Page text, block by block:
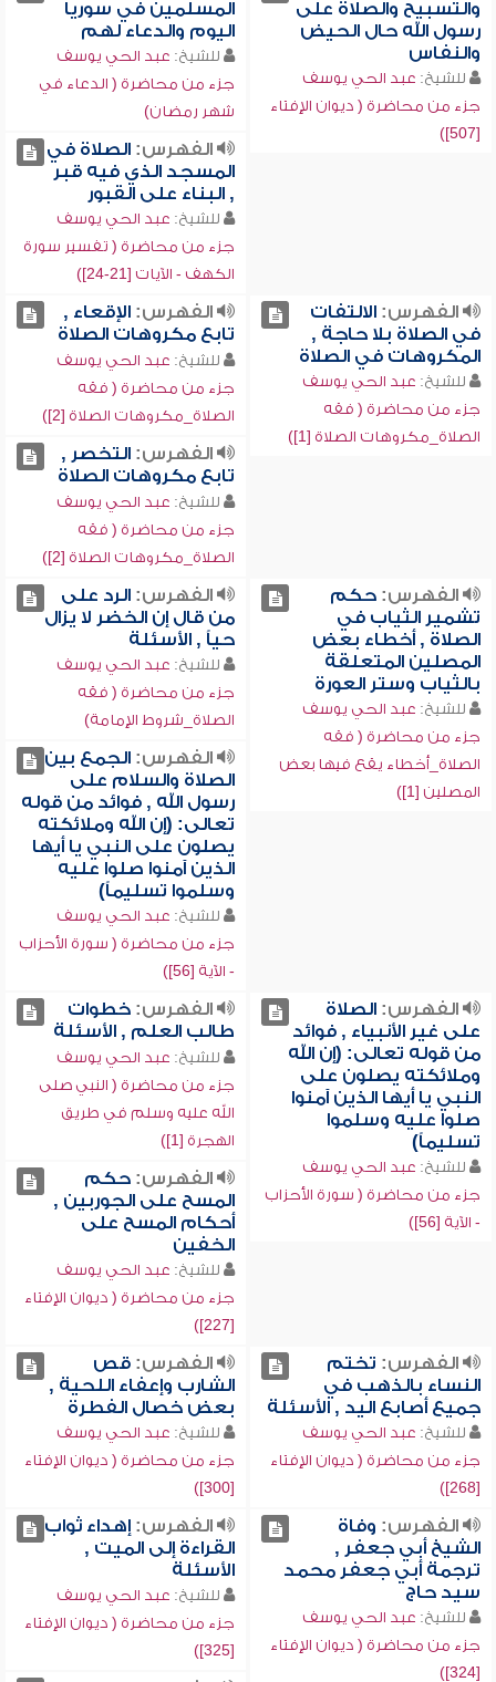
والتسبيح والصلاة على
رسول الله حال الحيض
والنفاس
للشيخ: عبد الحي يوسف
جزء من محاضرة ( ديوان الإفتاء
[507])
المسلمين في سوريا
اليوم والدعاء لهم
للشيخ: عبد الحي يوسف
جزء من محاضرة ( الدعاء في
شهر رمضان)
الفهرس:الصلاة في
المسجد الذي فيه قبر
, البناء على القبور
للشيخ: عبد الحي يوسف
جزء من محاضرة ( تفسير سورة
الكهف - الآيات [21-24])
الفهرس:الالتفات
في الصلاة بلا حاجة ,
المكروهات في الصلاة
للشيخ: عبد الحي يوسف
جزء من محاضرة ( فقه
الصلاة_مكروهات الصلاة [1])
الفهرس:الإقعاء ,
تابع مكروهات الصلاة
للشيخ: عبد الحي يوسف
جزء من محاضرة ( فقه
الصلاة_مكروهات الصلاة [2])
الفهرس:التخصر ,
تابع مكروهات الصلاة
للشيخ: عبد الحي يوسف
جزء من محاضرة ( فقه
الصلاة_مكروهات الصلاة [2])
الفهرس:حكم
تشمير الثياب في
الصلاة , أخطاء بعض
المصلين المتعلقة
بالثياب وستر العورة
للشيخ: عبد الحي يوسف
جزء من محاضرة ( فقه
الصلاة_أخطاء يقع فيها بعض
المصلين [1])
الفهرس:الرد على
من قال إن الخضر لا يزال
حياً , الأسئلة
للشيخ: عبد الحي يوسف
جزء من محاضرة ( فقه
الصلاة_شروط الإمامة)
الفهرس:الجمع بين
الصلاة والسلام على
رسول الله , فوائد من قوله
تعالى: (إن الله وملائكته
يصلون على النبي يا أيها
الذين آمنوا صلوا عليه
وسلموا تسليماً)
للشيخ: عبد الحي يوسف
جزء من محاضرة ( سورة الأحزاب
- الآية [56])
الفهرس:الصلاة
على غير الأنبياء , فوائد
من قوله تعالى: (إن الله
وملائكته يصلون على
النبي يا أيها الذين آمنوا
صلوا عليه وسلموا
تسليماً)
للشيخ: عبد الحي يوسف
جزء من محاضرة ( سورة الأحزاب
- الآية [56])
الفهرس:خطوات
طالب العلم , الأسئلة
للشيخ: عبد الحي يوسف
جزء من محاضرة ( النبي صلى
الله عليه وسلم في طريق
الهجرة [1])
الفهرس:حكم
المسح على الجوربين ,
أحكام المسح على
الخفين
للشيخ: عبد الحي يوسف
جزء من محاضرة ( ديوان الإفتاء
[227])
الفهرس: تختم
النساء بالذهب في
جميع أصابع اليد , الأسئلة
للشيخ: عبد الحي يوسف
جزء من محاضرة ( ديوان الإفتاء
[268])
الفهرس:قص
الشارب وإعفاء اللحية ,
بعض خصال الفطرة
للشيخ: عبد الحي يوسف
جزء من محاضرة ( ديوان الإفتاء
[300])
الفهرس: وفاة
الشيخ أبي جعفر ,
ترجمة أبي جعفر محمد
سيد حاج
للشيخ: عبد الحي يوسف
جزء من محاضرة ( ديوان الإفتاء
[324])
الفهرس:إهداء ثواب
القراءة إلى الميت ,
الأسئلة
للشيخ: عبد الحي يوسف
جزء من محاضرة ( ديوان الإفتاء
[325])